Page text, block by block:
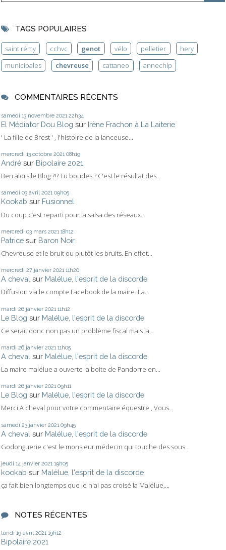
TAGS POPULAIRES
saint rémy cchvc genot vélo pelletier
hery
municipales
chevreuse cattaneo annechlp
COMMENTAIRES RÉCENTS
samedi 13 novembre 2021 22h34
El Médiator Dou Blog sur Irène Frachon à La Laiterie
' La fille de Brest ' , l'histoire de la lanceuse...
mercredi 13 octobre 2021 08h19
André sur Bipolaire 2021
Ben alors le Blog ?!? Tu boudes ? C'est le résultat des...
samedi 03 avril 2021 09h05
Kookab sur Fusionnel
Du coup c’est reparti pour la salsa des réseaux...
mercredi 03 mars 2021 18h12
Patrice sur Baron Noir
Chevreuse et le bruit ou plutôt les bruits. En effet...
mercredi 27 janvier 2021 11h20
A cheval sur Malélue, l'esprit de la discorde
Diffusion via le compte Facebook de la maire. La...
mardi 26 janvier 2021 11h12
Le Blog sur Malélue, l'esprit de la discorde
Ce serait donc non pas un problème fiscal mais la...
mardi 26 janvier 2021 11h05
A cheval sur Malélue, l'esprit de la discorde
La maire malélue a ouverte la boite de Pandorre en...
mardi 26 janvier 2021 09h11
Le Blog sur Malélue, l'esprit de la discorde
Merci A cheval pour votre commentaire équestre , Vous...
samedi 23 janvier 2021 09h45
A cheval sur Malélue, l'esprit de la discorde
Godonguerie c'est le monsieur médecin qui touche des sous...
jeudi 14 janvier 2021 19h05
kookab sur Malélue, l'esprit de la discorde
ça fait bien longtemps que je n'ai pas croisé la Malélue,...
NOTES RÉCENTES
lundi 19 avril 2021 19h12
Bipolaire 2021